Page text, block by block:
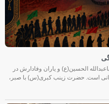
الحسین(ع) و یاران وفادارش در
است. حضرت زینب کبری(س) با صبر،